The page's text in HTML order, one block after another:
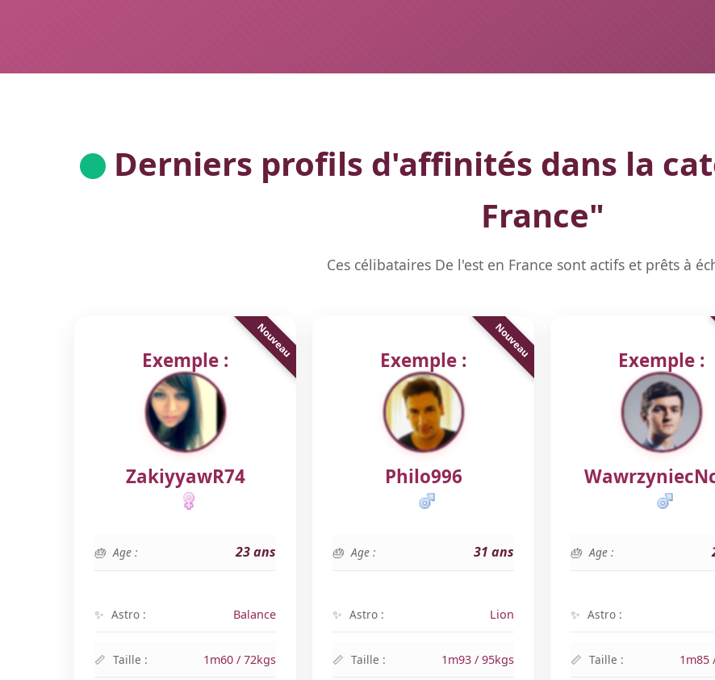
Derniers profils d'affinités dans la
France"
Ces célibataires De l'est en France sont actifs et prêts à
Exemple :
ZakiyyawR74
Age : 23 ans
Astro : Balance
Taille : 1m60 / 72kgs
Exemple :
Philo996
Age : 31 ans
Astro : Lion
Taille : 1m93 / 95kgs
Exemple :
Age :
Astro :
Taille : 1m85